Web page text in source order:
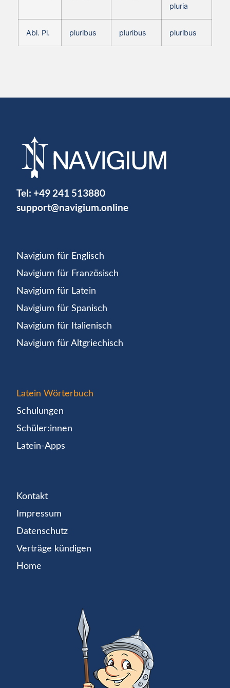
pluria
Abl. Pl. pluribus pluribus pluribus
Tel: +49 241 513880
support@navigium.online
Navigium für Englisch
Navigium für Französisch
Navigium für Latein
Navigium für Spanisch
Navigium für Italienisch
Navigium für Altgriechisch
Latein Wörterbuch
Schulungen
Schüler:innen
Latein-Apps
Kontakt
Impressum
Datenschutz
Verträge kündigen
Home